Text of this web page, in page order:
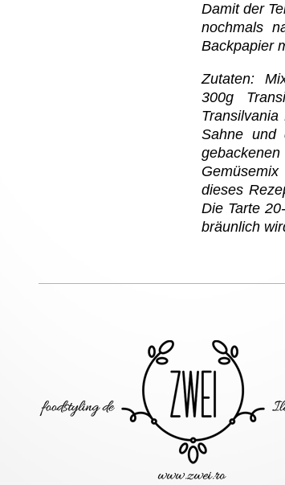
Damit der
nochmals
Backpapier
Zutaten:
300g
Sahne und
dieses
Die Tarte
bräunlich